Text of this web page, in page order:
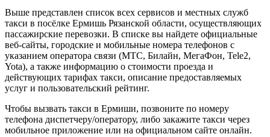
Выше представлен список всех сервисов и местных служб
такси в посёлке Ермишь Рязанской области, осуществляющих
пассажирские перевозки. В списке вы найдете официальные
веб-сайты, городские и мобильные номера телефонов с
указанием оператора связи (МТС, Билайн, МегаФон, Tele2,
Yota), а также информацию о стоимости проезда и
действующих тарифах такси, описание предоставляемых
услуг и пользовательский рейтинг.
Чтобы вызвать такси в Ермиши, позвоните по номеру
телефона диспетчеру/оператору, либо закажите такси через
мобильное приложение или на официальном сайте онлайн.